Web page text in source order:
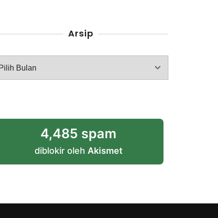
Arsip
4,485 spam
diblokir oleh Akismet